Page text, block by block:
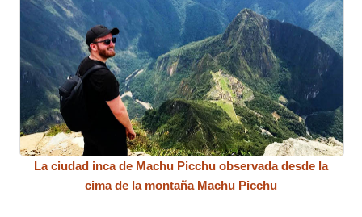
La ciudad inca de Machu Picchu observada desde la
cima de la montaña Machu Picchu